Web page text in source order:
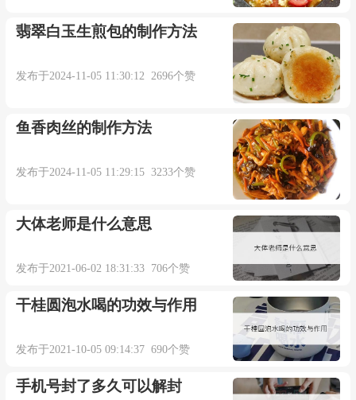
翡翠白玉生煎包的制作方法
发布于2024-11-05 11:30:12 2696个赞
鱼香肉丝的制作方法
发布于2024-11-05 11:29:15 3233个赞
大体老师是什么意思
发布于2021-06-02 18:31:33 706个赞
干桂圆泡水喝的功效与作用
发布于2021-10-05 09:14:37 690个赞
手机号封了多久可以解封